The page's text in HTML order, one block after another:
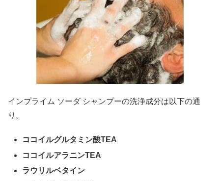
インプライム ソーダ シャンプーの洗浄成分は以下の通
り。
ココイルグルタミン酸TEA
ココイルアラニンTEA
ラウリルベタイン